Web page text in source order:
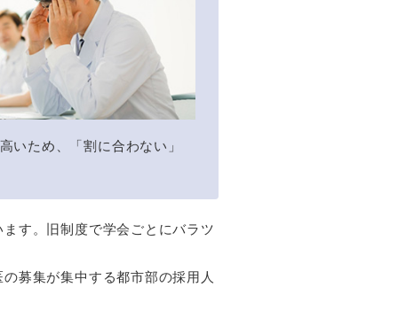
いため、「割に合わない」
す。旧制度で学会ごとにバラツ
募集が集中する都市部の採用人